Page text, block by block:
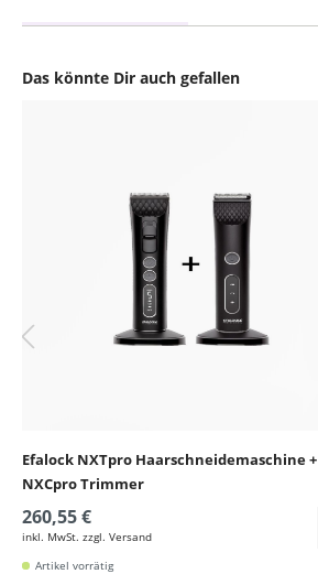
Das könnte Dir auch gefallen
Efalock NXTpro Haarschneidemaschine +
NXCpro Trimmer
260,55 €
inkl. MwSt. zzgl. Versand
Artikel vorrätig